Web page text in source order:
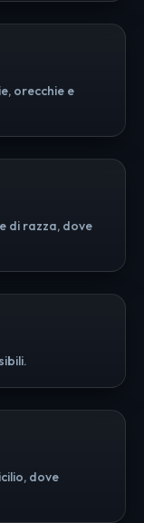
orecchie e
di razza, dove
dove